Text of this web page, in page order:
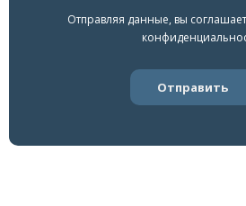
Отправляя данные, вы